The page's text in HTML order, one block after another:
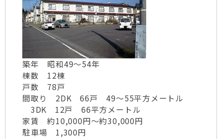
築年 昭和49～54年
棟数 12棟
戸数 78戸
間取り 2DK 66戸 49～55平方メートル
3DK 12戸 66平方メートル
家賃 約10,000円～約30,000円
駐車場 1,300円